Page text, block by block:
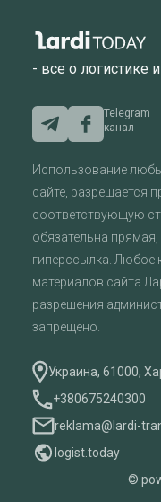
- все о логистике
Telegram
канал
Использование
сайте, разрешается
соответствующую
обязательна
гиперссылка. Любое
материалов сайта
разрешения
запрещено.
Украина, 61000,
+380675240300
reklama@lardi-
logist.today
©